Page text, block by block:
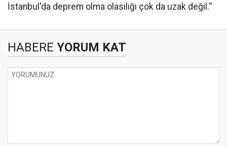
İstanbul'da deprem olma olasılığı çok da uzak değil.''
HABERE YORUM KAT